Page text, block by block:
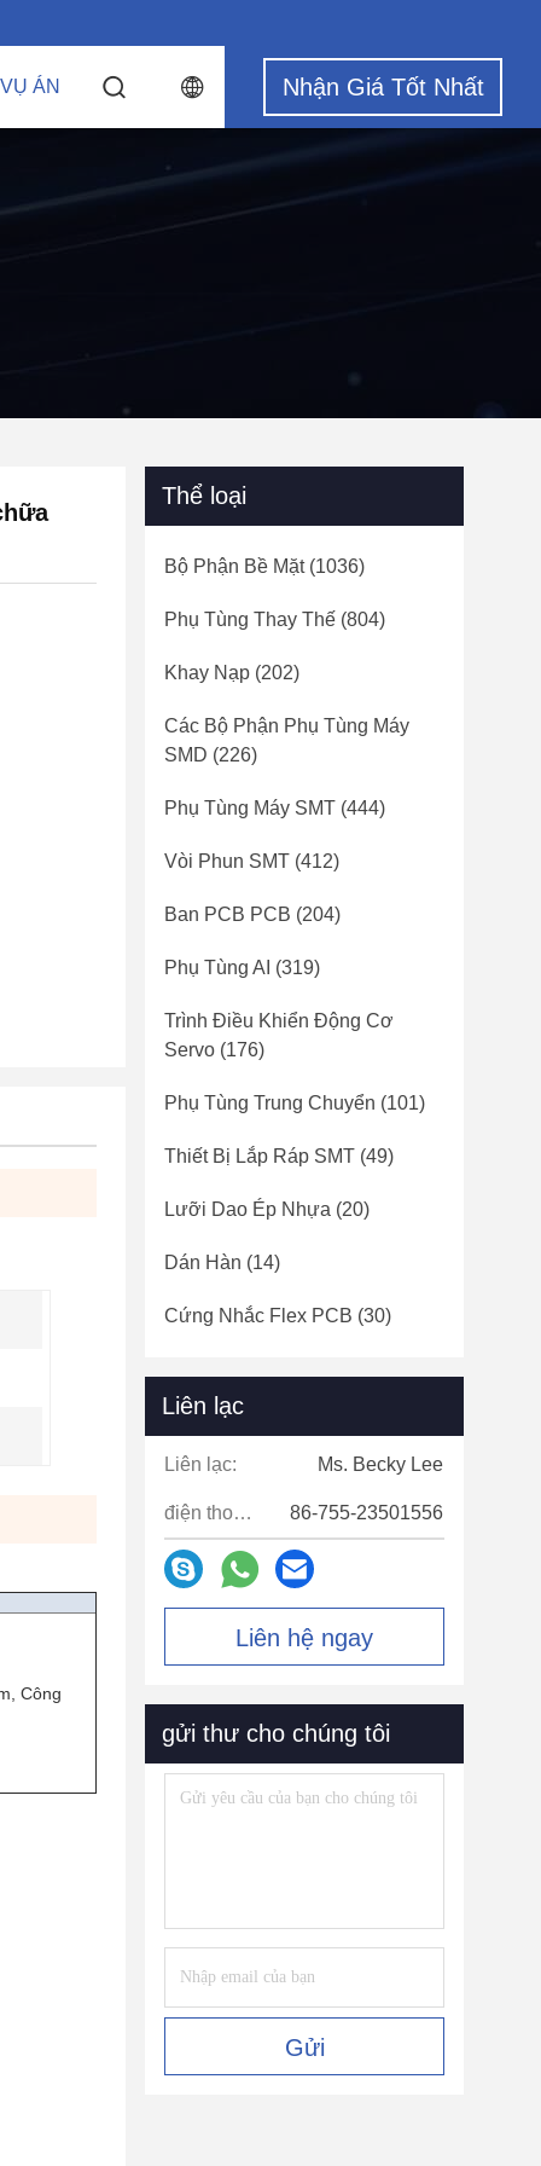
ÁN Nhận Giá Tốt Nhất
Công
Thể loại
Bộ Phận Bề Mặt(1036)
Phụ Tùng Thay Thế (804)
Khay Nạp (202)
Các Bộ Phận Phụ Tùng Máy
SMD (226)
Phụ Tùng Máy SMT (444)
Vòi Phun SMT (412)
Ban PCB PCB (204)
Phụ Tùng AI (319)
Trình Điều Khiển Động Cơ
Servo (176)
Phụ Tùng Trung Chuyển (101)
Thiết Bị Lắp Ráp SMT (49)
Lưỡi Dao Ép Nhựa (20)
Dán Hàn (14)
Cứng Nhắc Flex PCB (30)
Liên lạc
Liên lạc: Ms. Becky Lee
điện thoại: 86-755-23501556
Liên hệ ngay
gửi thư cho chúng tôi
Gửi